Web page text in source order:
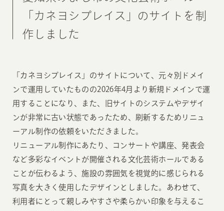
「カネヨシプレイス」のサイトを制
作しました
「カネヨシプレイス」のサイトについて、元々別ドメイ
ンで運用していたものの2026年4月より新規ドメインで運
用することになり、また、旧サイトのシステムやデザイ
ンが非常に古い状態であったため、刷新するためリニュ
ーアル制作の依頼をいただきました。
リニューアル制作にあたり、コンサートや講座、発表会
など多彩なイベントが開催される文化芸術ホールである
ことが伝わるよう、施設の雰囲気を視覚的に感じられる
写真を大きく使用したデザインとしました。あわせて、
利用者にとって親しみやすさや柔らかい印象を与えるこ